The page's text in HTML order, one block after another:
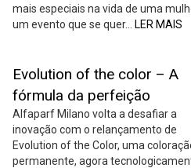
mais especiais na vida de uma
um evento que se quer…
LER MAIS
Evolution of the color – A
fórmula da perfeição
Alfaparf Milano volta a desafiar a
inovação com o relançamento de
Evolution of the Color, uma
permanente, agora